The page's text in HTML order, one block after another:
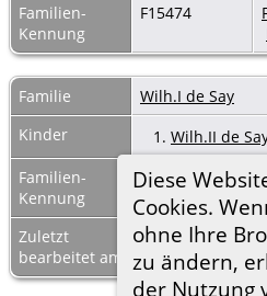
Diese
Cookies.
ohne Ihre
zu ändern,
der Nutzung
Familien-
Kennung
F15474
Familie
Wilh.I de Say
Kinder
1. Wilh.II de
Familien-
Kennung
F15477
Zuletzt
bearbeitet am
8 Mrz 2023